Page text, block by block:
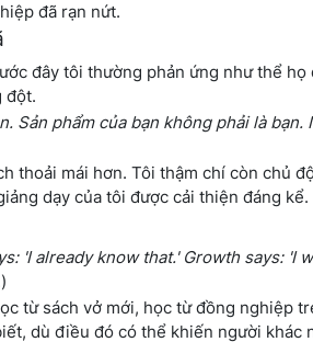
đã rạn nứt.
đây tôi thường phản ứng như thể
đột.
Sản phẩm của bạn không phải là
thoải mái hơn. Tôi thậm chí còn chủ
dạy của tôi được cải thiện đáng kể.
'I already know that.' Growth says: 'I
từ sách vở mới, học từ đồng nghiệp
dù điều đó có thể khiến người khác